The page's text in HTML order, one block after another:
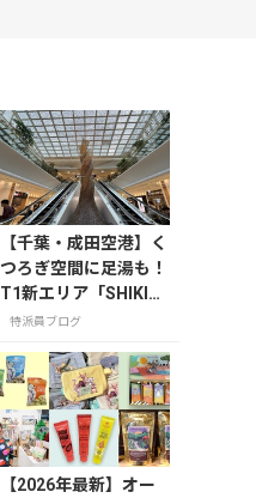
【千葉・成田空港】く
つろぎ空間に足湯も！
T1新エリア「SHIKIS
AI GARDEN」
特派員ブログ
【2026年最新】オー